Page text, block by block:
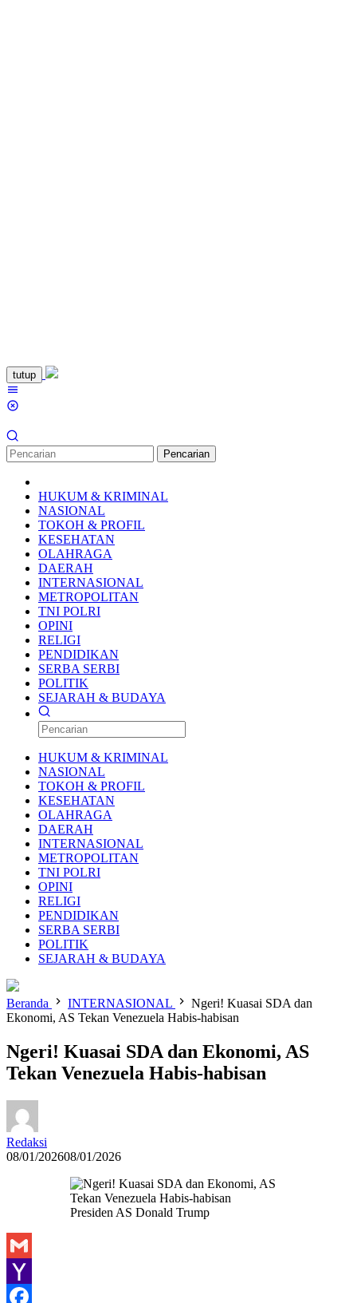
Loncat
ke
konten
tutup
Pencarian
HUKUM & KRIMINAL
NASIONAL
TOKOH & PROFIL
KESEHATAN
OLAHRAGA
DAERAH
INTERNASIONAL
METROPOLITAN
TNI POLRI
OPINI
RELIGI
PENDIDIKAN
SERBA SERBI
POLITIK
SEJARAH & BUDAYA
HUKUM & KRIMINAL
NASIONAL
TOKOH & PROFIL
KESEHATAN
OLAHRAGA
DAERAH
INTERNASIONAL
METROPOLITAN
TNI POLRI
OPINI
RELIGI
PENDIDIKAN
SERBA SERBI
POLITIK
SEJARAH & BUDAYA
Beranda INTERNASIONAL
Ngeri! Kuasai SDA dan
Ekonomi, AS Tekan Venezuela Habis-habisan
Ngeri! Kuasai SDA dan Ekonomi, AS
Tekan Venezuela Habis-habisan
Redaksi
08/01/202608/01/2026
Presiden AS Donald Trump
Gmail
Yahoo